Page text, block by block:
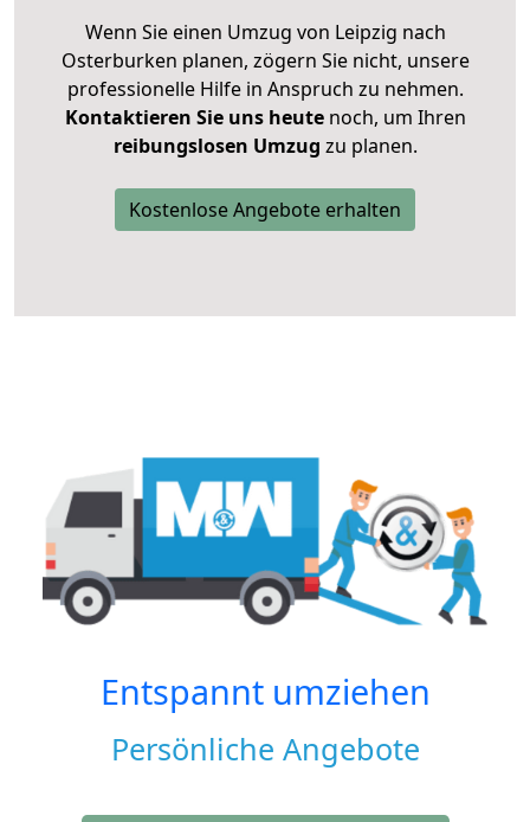
Wenn Sie einen Umzug von Leipzig nach
Osterburken planen, zögern Sie nicht, unsere
professionelle Hilfe in Anspruch zu nehmen.
Kontaktieren Sie uns heutenoch, um Ihren
reibungslosen Umzug zu planen.
Kostenlose Angebote erhalten
Entspannt umziehen
Persönliche Angebote